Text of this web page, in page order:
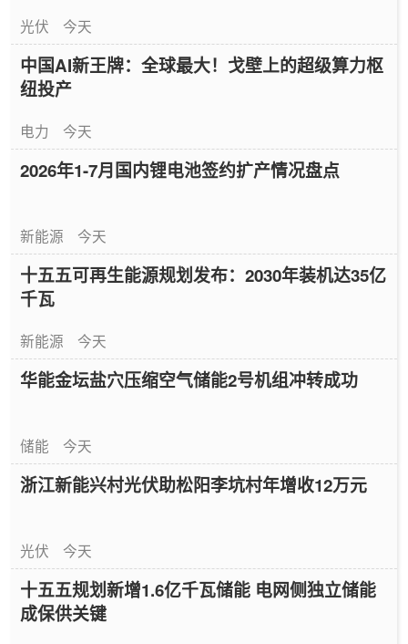
光伏 今天
中国AI新王牌：全球最大！戈壁上的超级算力枢
纽投产
电力 今天
2026年1-7月国内锂电池签约扩产情况盘点
新能源 今天
十五五可再生能源规划发布：2030年装机达35亿
千瓦
新能源 今天
华能金坛盐穴压缩空气储能2号机组冲转成功
储能 今天
浙江新能兴村光伏助松阳李坑村年增收12万元
光伏 今天
十五五规划新增1.6亿千瓦储能 电网侧独立储能
成保供关键